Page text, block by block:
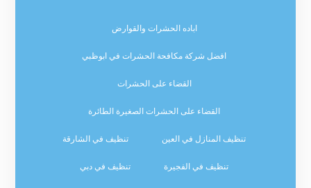
اباده الحشرات والقوارض
افضل شركة مكافحة الحشرات في ابوظبي
القضاء على الحشرات
القضاء على الحشرات الصغيرة الطائرة
تنظيف المنازل في العين تنظيف في الشارقة
تنظيف في الفجيرة تنظيف في دبي